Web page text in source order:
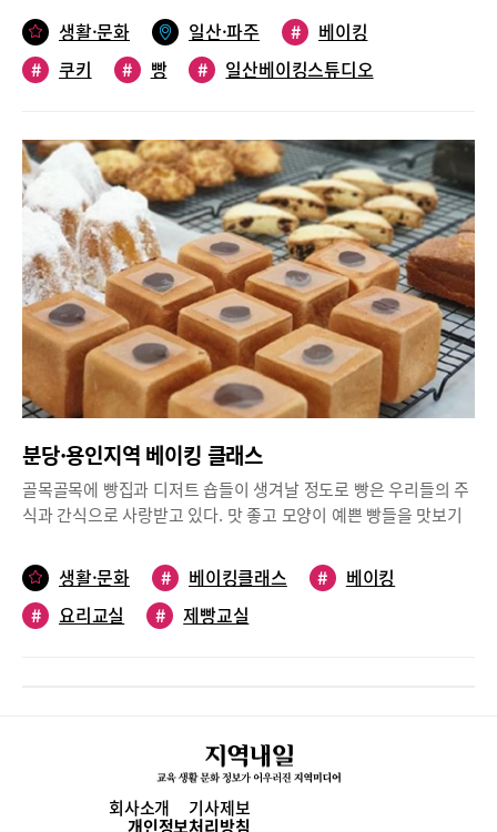
5800-1131베이킹 재료 전문점 ‘펀펀홈베이킹’베이킹에 필요한 모
든 재료와 도구 판매베이킹 재료는 무궁무진하게 다양하다. 베이킹
의 기본이 되는 밀가루나 쌀가루만 해도 그 종류가 여럿이고, 맛을
려고 재료를 준비해보지만 한두 가지씩 꼭 부족한 것이 있을 때, 마
트로 달려가 보지만 전문적인 재료는 팔지 않을 때가 많다. 이럴 때
찾아가면 좋은 집이 바로 펀펀홈베이킹이다. 펀펀홈베이킹은 베이
킹에 필요한 재료와 도구를 판매하는 도소매 전문점으로 베이킹 외
에 떡과 앙금플라워케이크를 만드는데 필요한 재료도 판매한다. 온
라인과 오프라인 매장을 함께 운영하는데 홈페이지에는 각종 베이
킹 레시피를 올려놓았다. 빵과 케이크, 쿠키, 피자, 파이, 머핀 등 다
양한 레시피를 사진과 함께 상세히 설명해 놓았다. 초보라도 레시피
에 따라 차근차근 하다보면 베이킹을 완성할 수 있다. 제품 가격은
온라인과 오프라인이 동일한데, 온라인 판매 기준으로 가격이 책정
돼 있어 마트에서 구매하는 것보다 다소 저렴하다. 매장을 방문하면
필요한 재료를 바로 구매할 수 있고, 눈으로 직접 보고 살 수 있으
며, 택배비 없이 저렴하게 구매할 수 있다는 장점이 있다.홈페이지
http://funfunhomebaking.co.kr위치 일산동구 대산로 11번길
76-9영업시간 월~금요일 오전 10시부터 오후 7시(토요일 오후 3시)
문의 031-902-4592천연화장품 및 비누 재료 ‘일산 천연화장품 & 비
치한 일산천연화장품 & 비누만들기는 피부에 도움이 되는 생활제
품을 만드는 공방이다. 초보자를 위한 수업부터 전문가 과정까지 다
양한 수업이 진행된다. 다가오는 여름을 위한 필수품인 모기기피스
사전 예약은 필수다. 천연화장품 및 비누, 아로마오일 등 제품을 만
드는데 필요한 모든 재료를 판매하며, 매장에서 직접 구입할 경우
제품 만드는 과정에 관해 상세한 설명을 해준다. 불가리아산 유기농
넣는다. 밀가루는 쓰지 않고 모든 빵은 쌀로 만든다.알레르기나 아
토피가 있거나 다이어트 중이거나, 담백한 맛을 좋아하는 사람들이
이곳을 즐겨 찾는 이유다. ‘아홉쌀 베이킹 스튜디오’의 김은준 대표
아했어요. 하지만 먹고 나면 두통과 소화불량에 시달리곤 했죠. 당
시엔 쌀 간식을 찾기가 어려웠어요. 간혹 있다고 해도 입맛에 맞지
않거나 가격이 터무니없이 비쌌고요.” 남편이 마음 편히 먹을 수 있
는 간식을 직접 만들잔 생각에 블로그 레시피를 뒤져가며 비건 쌀
베이킹을 시작했다.하지만 전문 지식이 부족해 풍미와 식감을 살리
는 데 어려움을 겪었다. 결국 제과 제빵을 본격적으로 공부하며 관
련 분야 자격증을 취득하게 됐다. 천연 재료로 색과 맛을 내는 비건
쌀 빵은 2~3일 전 전화로 예약 주문하거나 스마트 스토어를 통해 구
입할 수 있으며 13가지 맛의 스콘이 인기라고 한다. 붉은 쌀로 만든
홍국 코코넛 머핀, 찹쌀떡이 촘촘히 박힌 쑥 머핀도 인기. 오일이 들
어가지 않은 두부 브라우니를 찾는 사람들도 많다.베이킹 정규 클래
다. 원하는 메뉴만 골라 배우는 원데이 클래스도 열린다. 일대일 수
업을 기본으로 하며 수업은 3시간 정도 소요된다.위치 고양시 일산
동구 중앙로 1130 올리브상가 C동 211호 문의 010-4679-9491
스마트 스토어 https://smartstore.naver.com/9ssal인스타그램
https://www.blog.naver.com/9ssal_bs
생활·문화 일산·파주 #
베이킹
#
쿠키 # 빵 # 일산베이킹스튜디오
분당·용인지역 베이킹 클래스
골목골목에 빵집과 디저트 숍들이 생겨날 정도로 빵은 우리들의 주
식과 간식으로 사랑받고 있다. 맛 좋고 모양이 예쁜 빵들을 맛보기
욱이 빵을 좋아하는 사람들 중에는 단순히 맛좋은 빵을 구입하는데
머물지 않고 내가 좋아하고 사랑하는 이들을 위한 빵을 직접 만들기
에 도전하는 사람들도 늘고 있다. 분당과 용인지역에서 맛있는 빵을
미국 윌튼스쿨 등 빵과 디저트로 유명한 학교에서 주요 과정을 수료
한 류 대표의 매장에는 쫀득한 식감과 담백한 맛으로 자꾸 손이 가
는 마카롱과 부드럽지만 고소한 식감과 어우러지는 크림 때문에 자
꾸 손이 가는 다쿠아즈를 판매하고 있으며 각종 행사에 필요한 디자
생활·문화 # 베이킹클래스 #
베이킹
#
요리교실 # 제빵교실
회사소개 기사제보
개인정보처리방침